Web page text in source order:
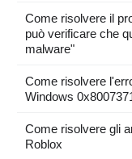
Come risolvere il
può verificare che
malware"
Come risolvere
Windows
Come risolvere gli
Roblox